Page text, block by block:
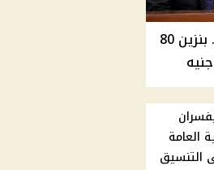
أسعار الوقود في مصر اليوم .. بنزين 80
العامة